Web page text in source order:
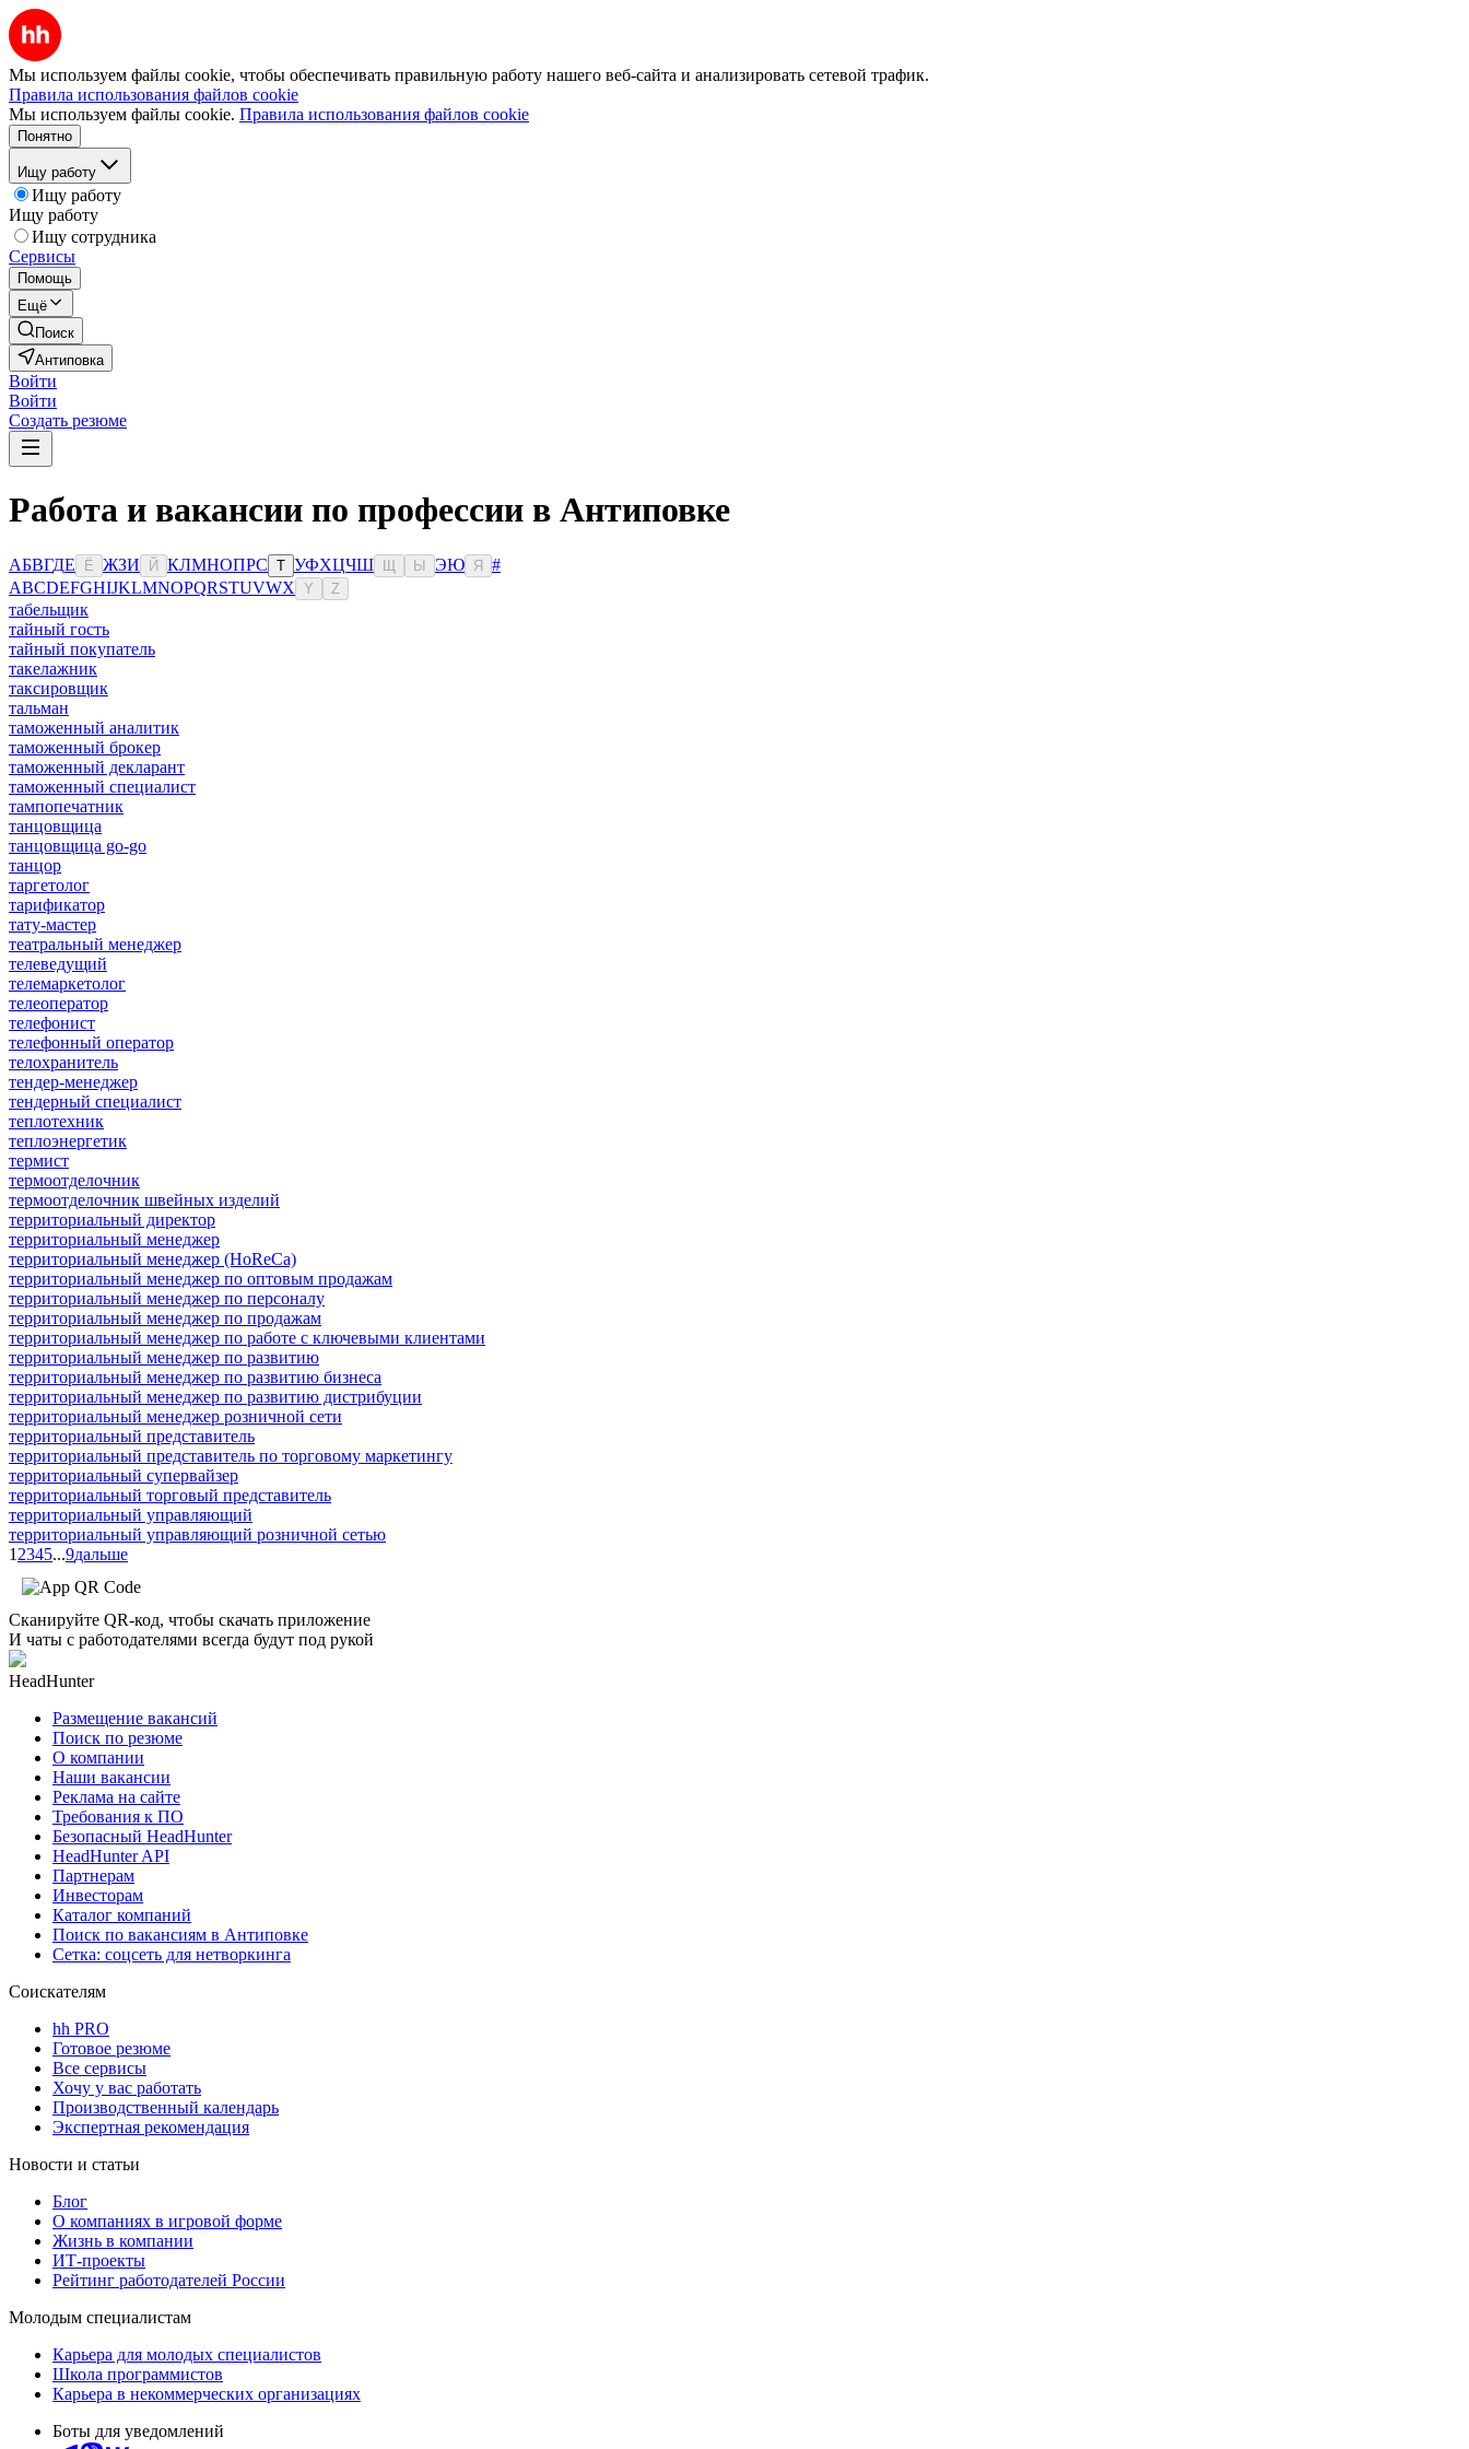
Мы используем файлы cookie, чтобы обеспечивать правильную работу нашего веб-сайта и анализировать сетевой трафик.
Правила использования файлов cookie
Мы используем файлы cookie. Правила использования файлов cookie
Понятно
Ищу работу
Ищу работу
Ищу работу
Ищу сотрудника
Сервисы
Помощь
Ещё
Поиск
Антиповка
Войти
Войти
Создать резюме
Работа и вакансии по профессии в Антиповке
АБВГДЕ Ё ЖЗИ Й КЛМНОПРС Т УФХЦЧШ Ы ЭЮ Я
#
ABCDEFGHIJKLMNOPQRSTUVWX Y Z
табельщик
тайный гость
тайный покупатель
такелажник
таксировщик
тальман
таможенный аналитик
таможенный брокер
таможенный декларант
таможенный специалист
тампопечатник
танцовщица
танцовщица go-go
танцор
таргетолог
тарификатор
тату-мастер
театральный менеджер
телеведущий
телемаркетолог
телеоператор
телефонист
телефонный оператор
телохранитель
тендер-менеджер
тендерный специалист
теплотехник
теплоэнергетик
термист
термоотделочник
термоотделочник швейных изделий
территориальный директор
территориальный менеджер
территориальный менеджер (HoReCa)
территориальный менеджер по оптовым продажам
территориальный менеджер по персоналу
территориальный менеджер по продажам
территориальный менеджер по работе с ключевыми клиентами
территориальный менеджер по развитию
территориальный менеджер по развитию бизнеса
территориальный менеджер по развитию дистрибуции
территориальный менеджер розничной сети
территориальный представитель
территориальный представитель по торговому маркетингу
территориальный супервайзер
территориальный торговый представитель
территориальный управляющий
территориальный управляющий розничной сетью
1 2345...9дальше
Сканируйте QR-код, чтобы скачать приложение
И чаты с работодателями всегда будут под рукой
HeadHunter
Размещение вакансий
Поиск по резюме
О компании
Наши вакансии
Реклама на сайте
Требования к ПО
Безопасный HeadHunter
HeadHunter API
Партнерам
Инвесторам
Каталог компаний
Поиск по вакансиям в Антиповке
Сетка: соцсеть для нетворкинга
Соискателям
hh PRO
Готовое резюме
Все сервисы
Хочу у вас работать
Производственный календарь
Экспертная рекомендация
Новости и статьи
Блог
О компаниях в игровой форме
Жизнь в компании
ИТ-проекты
Рейтинг работодателей России
Молодым специалистам
Карьера для молодых специалистов
Школа программистов
Карьера в некоммерческих организациях
Боты для уведомлений